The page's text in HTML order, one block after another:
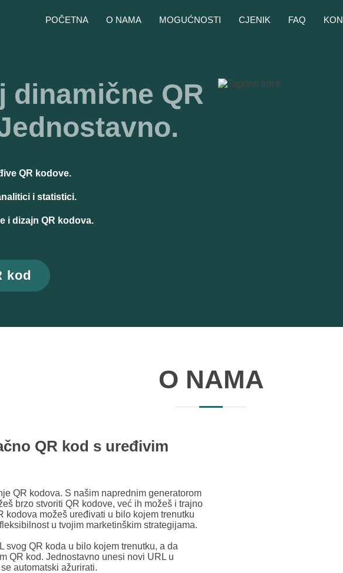
POČETNA O NAMA MOGUĆNOSTI CJENIK FAQ
dinamične QR
QR kodove.
i statistici.
i dizajn QR kodova.
kod
O NAMA
QR kod s uređivim
QR kodova. S našim naprednim generatorom
brzo stvoriti QR kodove, već ih možeš i trajno
kodova možeš uređivati u bilo kojem trenutku
u tvojim marketinškim strategijama.
svog QR koda u bilo kojem trenutku, a da
QR kod. Jednostavno unesi novi URL u
automatski ažurirati.